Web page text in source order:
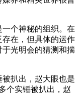
个神秘的组织。在
在，但具体的运作
光明会的猜测和揣